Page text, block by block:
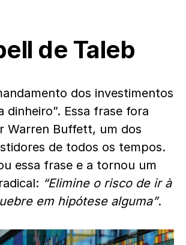
de Taleb
dos investimentos
dinheiro”. Essa frase fora
Warren Buffett, um dos
de todos os tempos.
essa frase e a tornou um
“Elimine o risco de ir à
em hipótese alguma”.